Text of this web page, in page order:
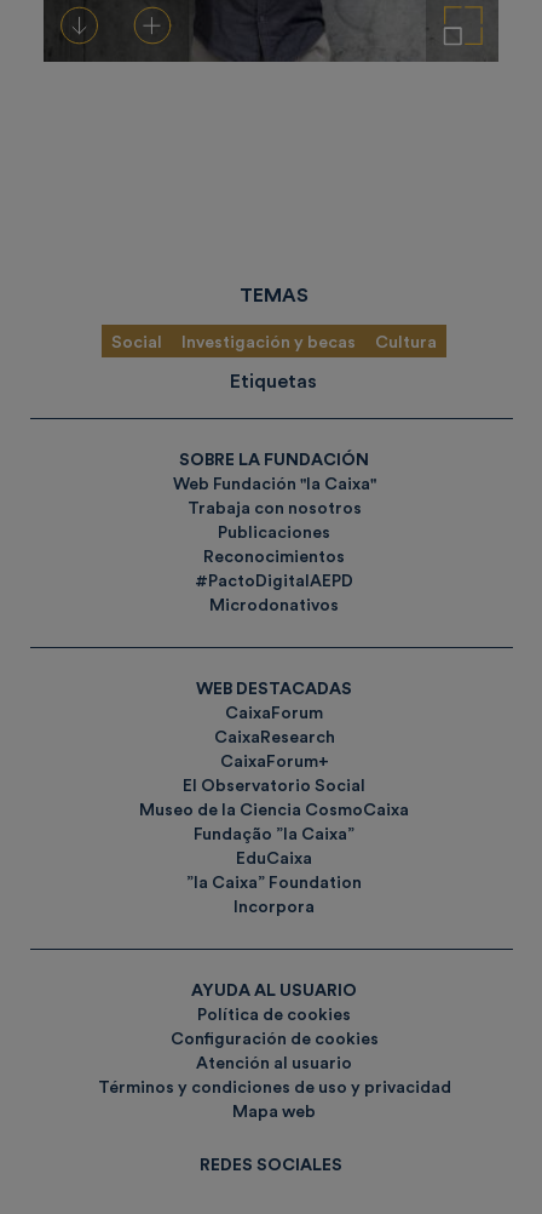
DescargarAñadir al carrito Ampliar imagen
TEMAS
Social Investigación y becas Cultura
Etiquetas
SOBRE LA FUNDACIÓN
Web Fundación "la Caixa"
Trabaja con nosotros
Publicaciones
Reconocimientos
#PactoDigitalAEPD
Microdonativos
WEB DESTACADAS
CaixaForum
CaixaResearch
CaixaForum+
El Observatorio Social
Museo de la Ciencia CosmoCaixa
Fundação ”la Caixa”
EduCaixa
”la Caixa” Foundation
Incorpora
AYUDA AL USUARIO
Política de cookies
Configuración de cookies
Atención al usuario
Términos y condiciones de uso y privacidad
Mapa web
REDES SOCIALES